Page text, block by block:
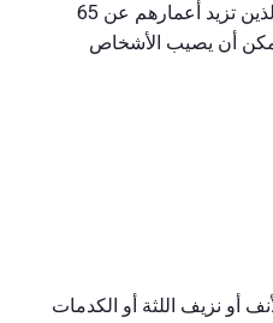
عادةً ما يصيب الأشخاص الذين تزيد أعمارهم عن 65
أن يصيب الأشخاص
نزيف اللثة أو الكدمات